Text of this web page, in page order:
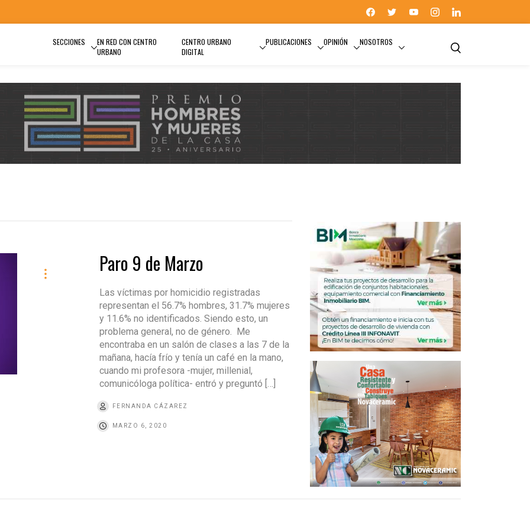
SECCIONES
EN RED CON CENTRO
URBANO
CENTRO URBANO
DIGITAL
PUBLICACIONES OPINIÓN NOSOTROS
Paro 9 de Marzo
Las víctimas por homicidio registradas
representan el 56.7% hombres, 31.7% mujeres
y 11.6% no identificados. Siendo esto, un
problema general, no de género. Me
encontraba en un salón de clases a las 7 de la
mañana, hacía frío y tenía un café en la mano,
cuando mi profesora -mujer, millenial,
comunicóloga política- entró y preguntó […]
FERNANDA CÁZAREZ
MARZO 6, 2020